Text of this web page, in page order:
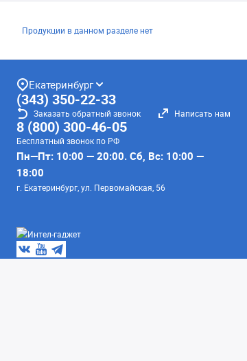
Продукции в данном разделе нет
Екатеринбург
(343) 350-22-33
Заказать обратный звонок Написать нам
8 (800) 300-46-05
Бесплатный звонок по РФ
Пн—Пт: 10:00 — 20:00. Сб, Вс: 10:00 —
18:00
г. Екатеринбург, ул. Первомайская, 56